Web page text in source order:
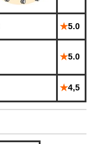
★5.0
★5.0
★4,5